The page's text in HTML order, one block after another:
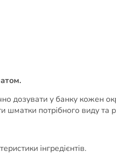
дозувати у банку кожен
потрібного виду та
інгредієнтів.